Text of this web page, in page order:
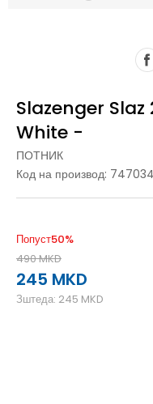
Slazenger
White -
ПОТНИК
Код на производ:
Попуст50%
490MKD
245 MKD
Зштеда: 245 MKD